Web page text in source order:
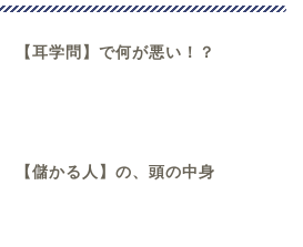
【耳学問】で何が悪い！？
【儲かる人】の、頭の中身